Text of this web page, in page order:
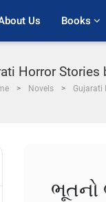
Us Books
Horror
Novels Gujarati
ભૂતનો